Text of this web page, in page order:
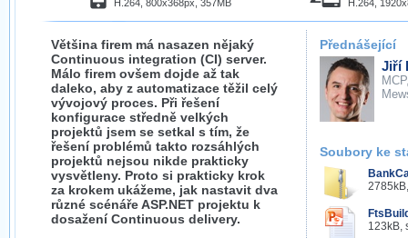
H.264, 800x368px, 357MB H.264,
Většina firem má nasazen nějaký
Continuous integration (CI) server.
Málo firem ovšem dojde až tak
daleko, aby z automatizace těžil celý
vývojový proces. Při řešení
konfigurace středně velkých
projektů jsem se setkal s tím, že
řešení problémů takto rozsáhlých
projektů nejsou nikde prakticky
vysvětleny. Proto si prakticky krok
za krokem ukážeme, jak nastavit dva
různé scénáře ASP.NET projektu k
dosažení Continuous delivery.
Přednášející
Jiří
Soubory ke
123kB,